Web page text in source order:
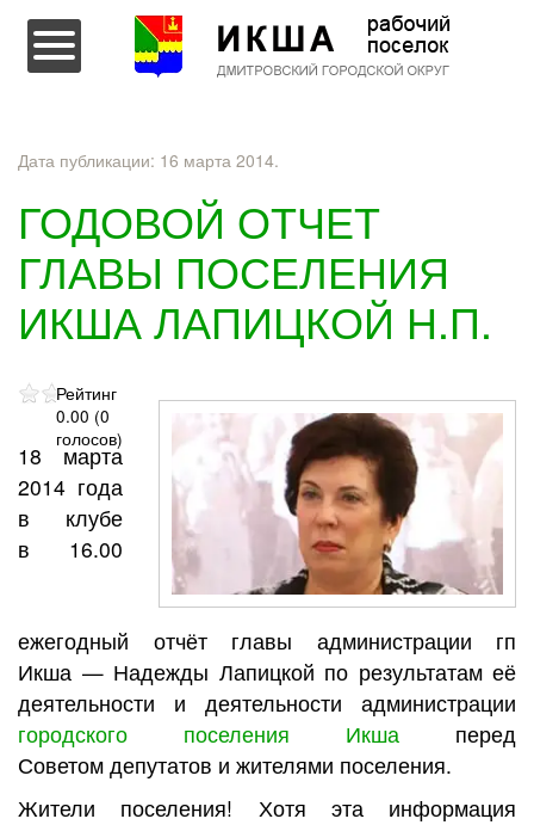
Перейти к содержимому
Дата публикации: 16 марта 2014.
ГОДОВОЙ ОТЧЕТ
ГЛАВЫ ПОСЕЛЕНИЯ
ИКША ЛАПИЦКОЙ Н.П.
Рейтинг
0.00 (0
голосов)
18 марта
2014 года
в клубе
в 16.00
ежегодный отчёт главы администрации гп
Икша — Надежды Лапицкой по результатам её
деятельности и деятельности администрации
городского поселения Икша перед
Советом депутатов и жителями поселения.
Жители поселения! Хотя эта информация